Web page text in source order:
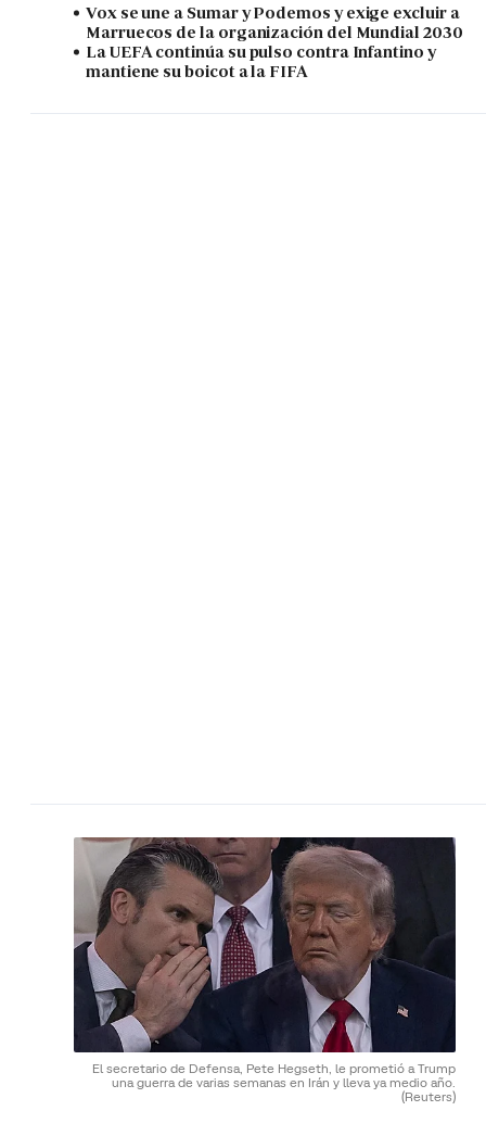
Vox se une a Sumar y Podemos y exige excluir a
Marruecos de la organización del Mundial 2030
La UEFA continúa su pulso contra Infantino y
mantiene su boicot a la FIFA
El secretario de Defensa, Pete Hegseth, le prometió a Trump
una guerra de varias semanas en Irán y lleva ya medio año.
(Reuters)